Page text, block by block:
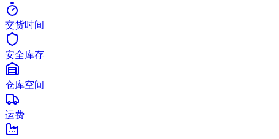
交货时间
安全库存
仓库空间
运费